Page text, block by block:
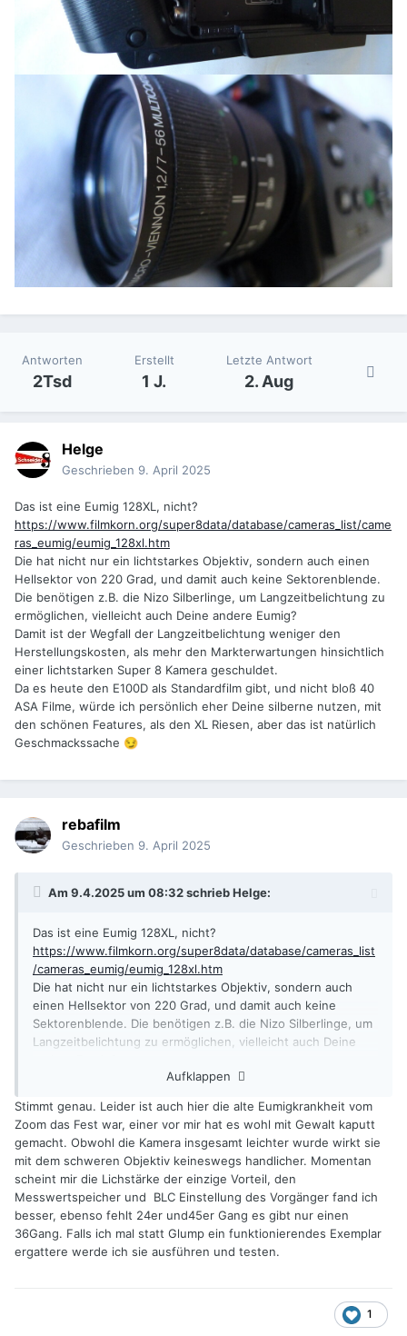
Antworten
2Tsd
Erstellt
1 J.
Letzte Antwort
2. Aug
Helge
Geschrieben 9. April 2025
Das ist eine Eumig 128XL, nicht?
https://www.filmkorn.org/super8data/database/cameras_list/came
ras_eumig/eumig_128xl.htm
Die hat nicht nur ein lichtstarkes Objektiv, sondern auch einen
Hellsektor von 220 Grad, und damit auch keine Sektorenblende.
Die benötigen z.B. die Nizo Silberlinge, um Langzeitbelichtung zu
ermöglichen, vielleicht auch Deine andere Eumig?
Damit ist der Wegfall der Langzeitbelichtung weniger den
Herstellungskosten, als mehr den Markterwartungen hinsichtlich
einer lichtstarken Super 8 Kamera geschuldet.
Da es heute den E100D als Standardfilm gibt, und nicht bloß 40
ASA Filme, würde ich persönlich eher Deine silberne nutzen, mit
den schönen Features, als den XL Riesen, aber das ist natürlich
Geschmackssache 😏
rebafilm
Geschrieben 9. April 2025
Am 9.4.2025 um 08:32 schriebHelge:
Das ist eine Eumig 128XL, nicht?
https://www.filmkorn.org/super8data/database/cameras_list
/cameras_eumig/eumig_128xl.htm
Die hat nicht nur ein lichtstarkes Objektiv, sondern auch
einen Hellsektor von 220 Grad, und damit auch keine
Sektorenblende. Die benötigen z.B. die Nizo Silberlinge, um
Langzeitbelichtung zu ermöglichen, vielleicht auch Deine
Damit ist der Wegfall der Langzeitbelichtung weniger den
hinsichtlich einer lichtstarken Super 8 Kamera geschuldet.
Da es heute den E100D als Standardfilm gibt, und nicht bloß
40 ASA Filme, würde ich persönlich eher Deine silberne
nutzen, mit den schönen Features, als den XL Riesen, aber
das ist natürlich Geschmackssache😏
Aufklappen
Stimmt genau. Leider ist auch hier die alte Eumigkrankheit vom
Zoom das Fest war, einer vor mir hat es wohl mit Gewalt kaputt
gemacht. Obwohl die Kamera insgesamt leichter wurde wirkt sie
mit dem schweren Objektiv keineswegs handlicher. Momentan
scheint mir die Lichstärke der einzige Vorteil, den
Messwertspeicher und BLC Einstellung des Vorgänger fand ich
besser, ebenso fehlt 24er und45er Gang es gibt nur einen
36Gang. Falls ich mal statt Glump ein funktionierendes Exemplar
ergattere werde ich sie ausführen und testen.
1